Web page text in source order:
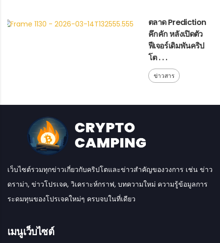
ตลาด Prediction
คึกคัก หลังเปิดตัว
ฟีเจอร์เดิมพันคริป
โต . . .
ข่าวสาร
เว็บไซต์รวมทุกข่าวเกี่ยวกับคริปโตและข่าวสำคัญของวงการ เช่น ข่าว
ดราม่า, ข่าวโปรเจค, วิเคราะห์กราฟ, บทความใหม่ ความรู้ข้อมูลการ
ระดมทุนของโปรเจคใหม่ๆ ครบจบในที่เดียว
เมนูเว็บไซต์